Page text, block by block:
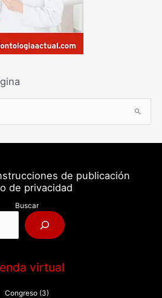
de publicación
de privacidad
Buscar
virtual
Congreso (3)